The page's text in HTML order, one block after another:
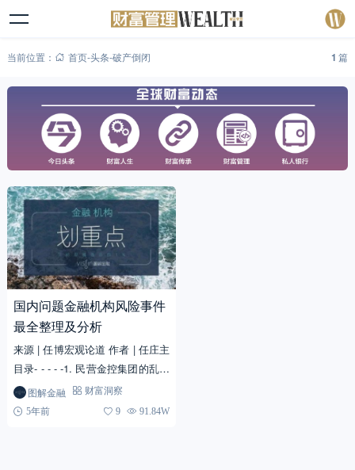
当前位置： 首页-头条-破产倒闭 1 篇
国内问题金融机构风险事件
最全整理及分析
来源 | 任博宏观论道 作者 | 任庄主
目录- - - - -1. 民营金控集团的乱象
整治：明天系旗下9家金融机构被
接管2. 银行业：2019...
图解金融
财富洞察
5年前
9 91.84W